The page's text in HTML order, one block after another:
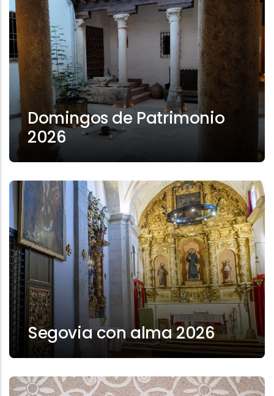
Domingos de Patrimonio
2026
Segovia con alma 2026